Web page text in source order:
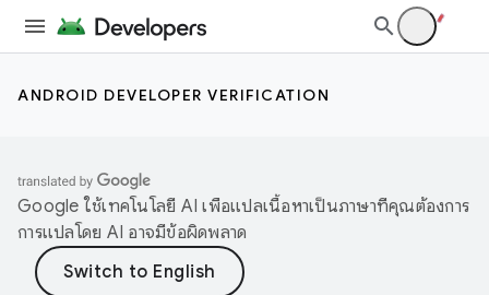
ANDROID DEVELOPER VERIFICATION
Google ใช้เทคโนโลยี AI เพื่อแปลเนื้อหาเป็นภาษาที่คุณต้องการ
การแปลโดย AI อาจมีข้อผิดพลาด